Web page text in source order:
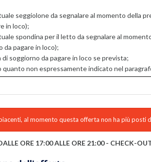
seggiolone da segnalare al momento della
in loco);
spondina per il letto da segnalare al
da pagare in loco);
di soggiorno da pagare in loco se prevista;
non espressamente indicato nel
al momento questa offerta non ha più posti
ORE 17:00 ALLE ORE 21:00 - CHECK-